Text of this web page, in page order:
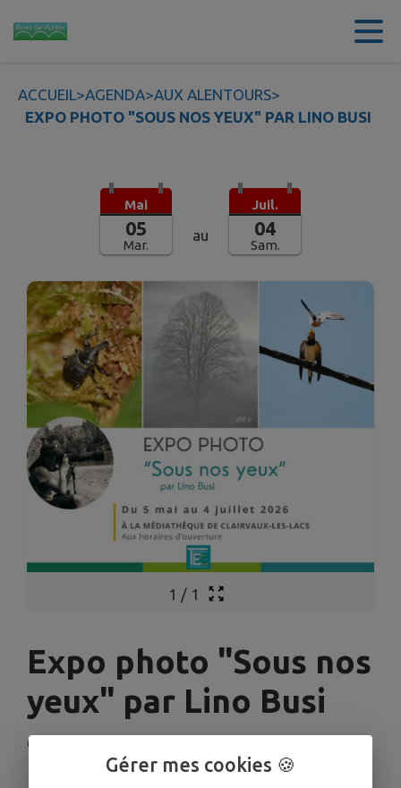
Contenu
ACCUEIL>AGENDA>AUX ALENTOURS>
EXPO PHOTO "SOUS NOS YEUX" PAR LINO BUSI
Mai
05
Mar.
au
Juil.
04
Sam.
1 / 1
Expo photo "Sous nos
yeux" par Lino Busi
Clairvaux-les-Lacs
Gérer mes cookies 🍪